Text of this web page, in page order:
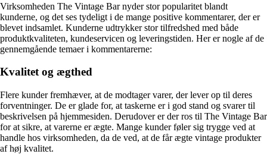
Virksomheden The Vintage Bar nyder stor popularitet blandt
kunderne, og det ses tydeligt i de mange positive kommentarer, der er
blevet indsamlet. Kunderne udtrykker stor tilfredshed med både
produktkvaliteten, kundeservicen og leveringstiden. Her er nogle af de
gennemgående temaer i kommentarerne:
Kvalitet og ægthed
Flere kunder fremhæver, at de modtager varer, der lever op til deres
forventninger. De er glade for, at taskerne er i god stand og svarer til
beskrivelsen på hjemmesiden. Derudover er der ros til The Vintage Bar
for at sikre, at varerne er ægte. Mange kunder føler sig trygge ved at
handle hos virksomheden, da de ved, at de får ægte vintage produkter
af høj kvalitet.